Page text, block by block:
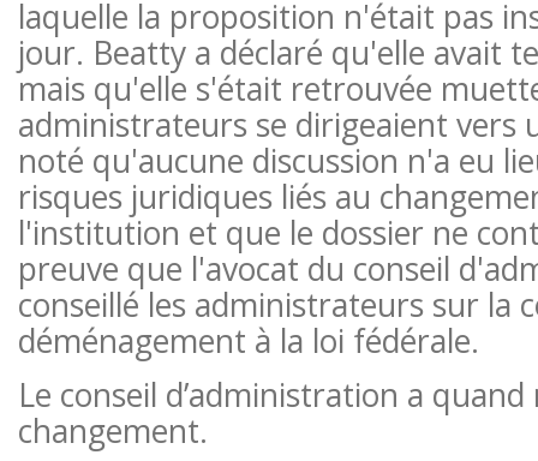
laquelle la proposition n'était pas
jour. Beatty a déclaré qu'elle avait
mais qu'elle s'était retrouvée
administrateurs se dirigeaient vers
noté qu'aucune discussion n'a eu
risques juridiques liés au
l'institution et que le dossier ne
preuve que l'avocat du conseil
conseillé les administrateurs sur la
déménagement à la loi fédérale.
Le conseil d’administration a
changement.